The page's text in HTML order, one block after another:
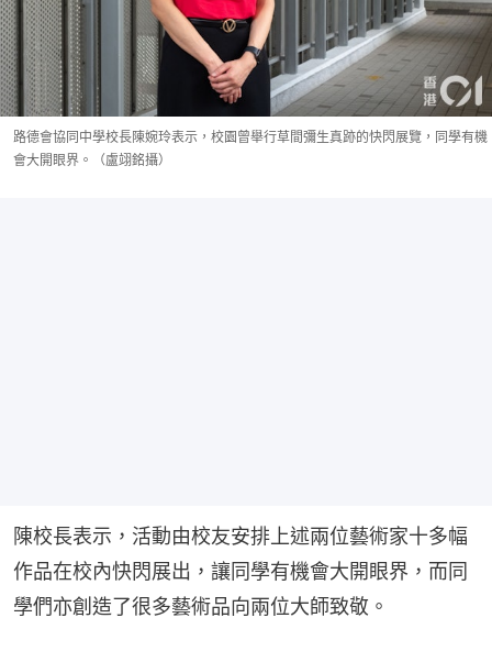
路德會協同中學校長陳婉玲表示，校園曾舉行草間彌生真跡的快閃展覽，同學有機
會大開眼界。（盧翊銘攝）
陳校長表示，活動由校友安排上述兩位藝術家十多幅
作品在校內快閃展出，讓同學有機會大開眼界，而同
學們亦創造了很多藝術品向兩位大師致敬。